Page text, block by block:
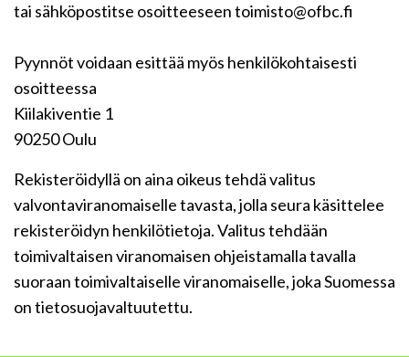
tai sähköpostitse osoitteeseen toimisto@ofbc.fi
Pyynnöt voidaan esittää myös henkilökohtaisesti
osoitteessa
Kiilakiventie 1
90250 Oulu
Rekisteröidyllä on aina oikeus tehdä valitus
valvontaviranomaiselle tavasta, jolla seura käsittelee
rekisteröidyn henkilötietoja. Valitus tehdään
toimivaltaisen viranomaisen ohjeistamalla tavalla
suoraan toimivaltaiselle viranomaiselle, joka Suomessa
on tietosuojavaltuutettu.